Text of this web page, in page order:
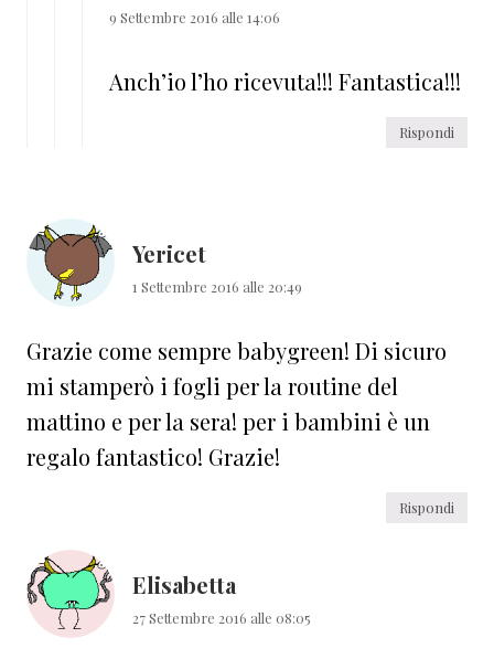
9 Settembre 2016 alle 14:06
Anch’io l’ho ricevuta!!! Fantastica!!!
Rispondi
Yericet
1 Settembre 2016 alle 20:49
Grazie come sempre babygreen! Di sicuro
mi stamperò i fogli per la routine del
mattino e per la sera! per i bambini è un
regalo fantastico! Grazie!
Rispondi
Elisabetta
27 Settembre 2016 alle 08:05